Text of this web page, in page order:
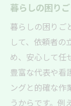
暮らしの困り
暮らしの困りご
して、依頼者の
め、安心して任
豊富な代表や看
ングと的確な作
うからです。例